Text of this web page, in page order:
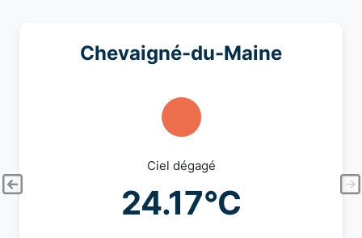
Chevaigné-du-Maine
Ciel dégagé
24.17°C